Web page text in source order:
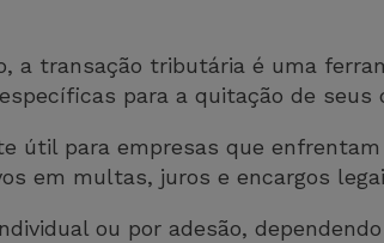
a transação tributária é uma
para a quitação de seus
útil para empresas que
em multas, juros e encargos
ou por adesão,